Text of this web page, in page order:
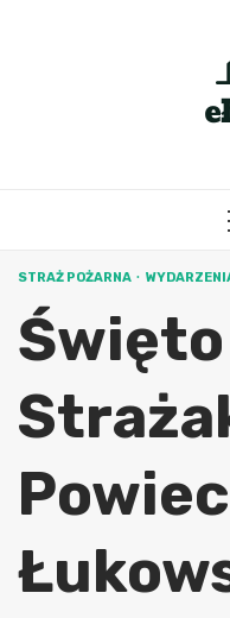
STRAŻ POŻARNA
Święto